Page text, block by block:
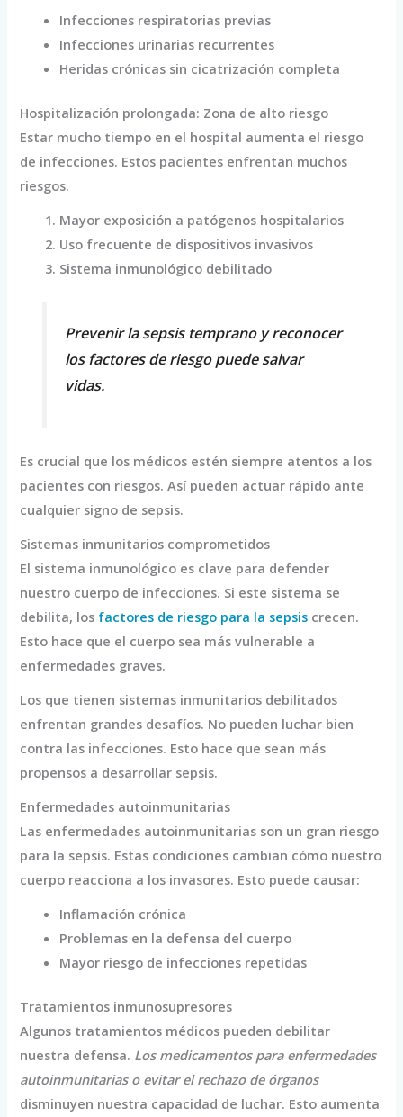
Infecciones respiratorias previas
Infecciones urinarias recurrentes
Heridas crónicas sin cicatrización completa
Hospitalización prolongada: Zona de alto riesgo
Estar mucho tiempo en el hospital aumenta el riesgo
de infecciones. Estos pacientes enfrentan muchos
riesgos.
Mayor exposición a patógenos hospitalarios
Uso frecuente de dispositivos invasivos
Sistema inmunológico debilitado
Prevenir la sepsis temprano y reconocer
los factores de riesgo puede salvar
vidas.
Es crucial que los médicos estén siempre atentos a los
pacientes con riesgos. Así pueden actuar rápido ante
cualquier signo de sepsis.
Sistemas inmunitarios comprometidos
El sistema inmunológico es clave para defender
nuestro cuerpo de infecciones. Si este sistema se
debilita, los factores de riesgo para la sepsis crecen.
Esto hace que el cuerpo sea más vulnerable a
enfermedades graves.
Los que tienen sistemas inmunitarios debilitados
enfrentan grandes desafíos. No pueden luchar bien
contra las infecciones. Esto hace que sean más
propensos a desarrollar sepsis.
Enfermedades autoinmunitarias
Las enfermedades autoinmunitarias son un gran riesgo
para la sepsis. Estas condiciones cambian cómo nuestro
cuerpo reacciona a los invasores. Esto puede causar:
Inflamación crónica
Problemas en la defensa del cuerpo
Mayor riesgo de infecciones repetidas
Tratamientos inmunosupresores
Algunos tratamientos médicos pueden debilitar
nuestra defensa. Los medicamentos para enfermedades
autoinmunitarias o evitar el rechazo de órganos
disminuyen nuestra capacidad de luchar. Esto aumenta